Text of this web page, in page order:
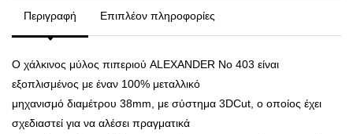
Περιγραφή Επιπλέον πληροφορίες
Ο χάλκινος μύλος πιπεριού ALEXANDER Νο 403 είναι
εξοπλισμένος με έναν 100% μεταλλικό
μηχανισμό διαμέτρου 38mm, με σύστημα 3DCut, ο οποίος έχει
σχεδιαστεί για να αλέσει πραγματικά